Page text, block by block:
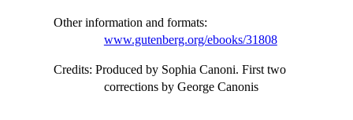
Other information and formats:
www.gutenberg.org/ebooks/31808
Credits: Produced by Sophia Canoni. First two
corrections by George Canonis